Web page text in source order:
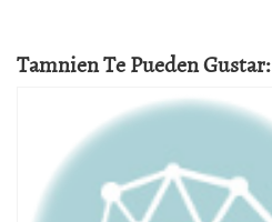
Tamnien Te Pueden Gustar: